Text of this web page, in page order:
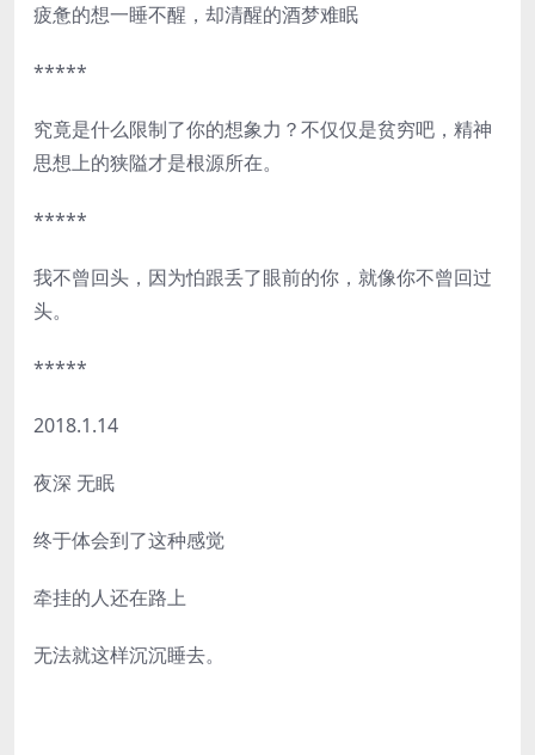
疲惫的想一睡不醒，却清醒的酒梦难眠
*****
究竟是什么限制了你的想象力？不仅仅是贫穷吧，精神
思想上的狭隘才是根源所在。
*****
我不曾回头，因为怕跟丢了眼前的你，就像你不曾回过
头。
*****
2018.1.14
夜深 无眠
终于体会到了这种感觉
牵挂的人还在路上
无法就这样沉沉睡去。